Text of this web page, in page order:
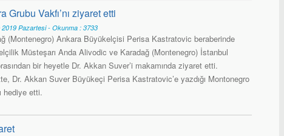
Vakfı’nı ziyaret etti
2019 Pazartesi - Okunma : 3733
(Montenegro) Ankara Büyükelçisi Perisa Kastratovic beraberinde
Müsteşarı Anda Alivodic ve Karadağ (Montenegro) İstanbul
bir heyetle Dr. Akkan Suver’i makamında ziyaret etti.
Dr. Akkan Suver Büyükeçi Perisa Kastratovic’e yazdığı Montonegro
hediye etti.